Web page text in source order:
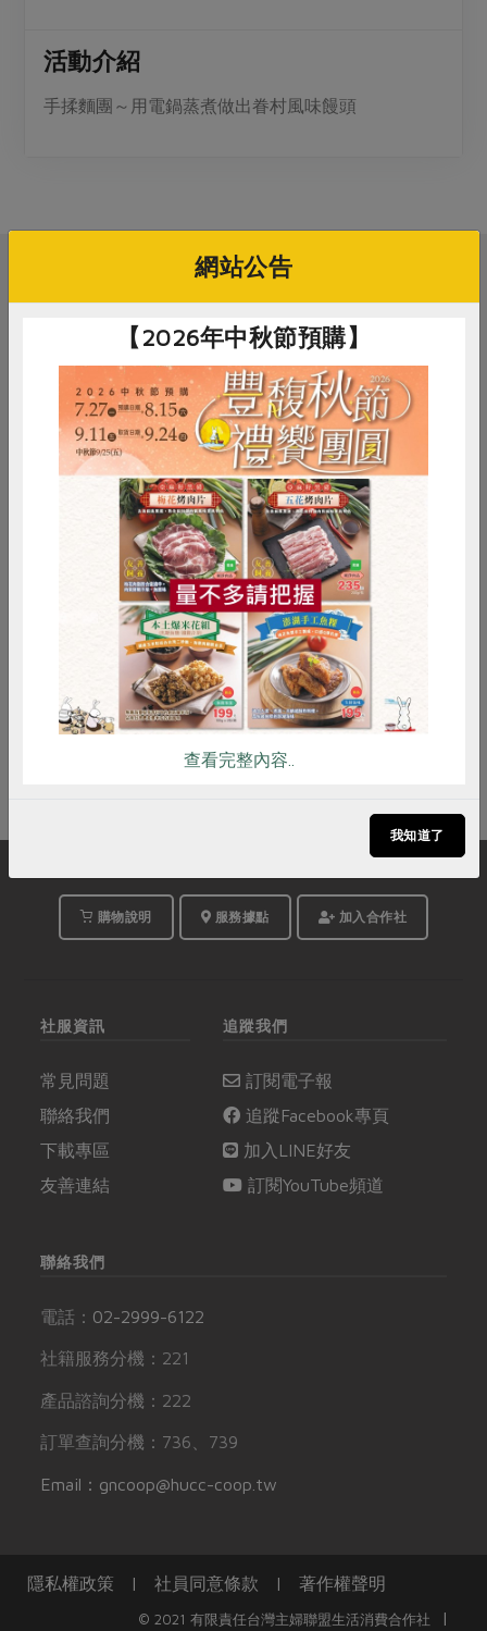
家庭清潔
樂齡友善
異國料理
年菜食譜
更多議題活動
生活者e週報
綠主張月刊
選舉專區
地區活動
活動報下載
活動介紹
手揉麵團～用電鍋蒸煮做出眷村風味饅頭
相關活動
料理/教作
苓雅綠食—手作葷素包子
時間 2026-09-05
14:00-16:30
地點 合作社站所 - 苓雅站
費用 詳見活動介紹
立即報名
購物說明 服務據點 加入合作社
社服資訊
常見問題
聯絡我們
下載專區
友善連結
追蹤我們
訂閱電子報
追蹤Facebook專頁
加入LINE好友
訂閱YouTube頻道
聯絡我們
電話： 02-2999-6122
社籍服務分機：221
產品諮詢分機：222
訂單查詢分機：736、739
Email：gncoop@hucc-coop.tw
隱私權政策 | 社員同意條款 | 著作權聲明
© 2021 有限責任台灣主婦聯盟生活消費合作社 |
RPET 食譜 減硝酸鹽
雞蛋 食安 共同購買
網站公告
【2026年中秋節預購】
查看完整內容..
我知道了